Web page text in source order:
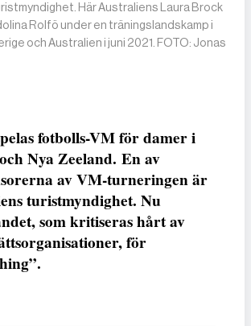
Här Australiens Laura Brock
Rolfö under en träningslandskamp i
och Australien i juni 2021. FOTO: Jonas
fotbolls-VM för damer i
Nya Zeeland. En av
av VM-turneringen är
turistmyndighet. Nu
som kritiseras hårt av
för